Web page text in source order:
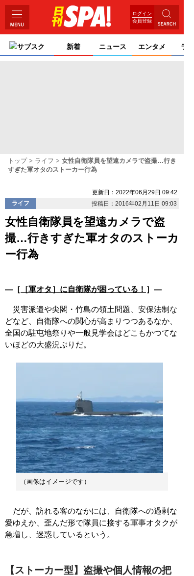
ログイン
会員登録
サブスク 新着 ニュース エンタメ ライ
トップ ライフ
女性自衛隊員を望遠カメラで盗撮…行き
すぎた軍オタのストーカー行為
更新日：2022年06月29日 09:42
ライフ
投稿日：2016年02月11日 09:03
女性自衛隊員を望遠カメラで盗
撮…行きすぎた軍オタのストーカ
ー行為
―［ ［軍オタ］に自衛隊が困っている！ ］―
災害派遣や尖閣・竹島の領土問題、安保法制な
どなど、自衛隊への関心が高まりつつあるなか、
全国の駐屯地祭りや一般見学会はどこもかつてな
いほどの大盛況ぶりだ。
（画像はイメージです）
だが、訪れる客のなかには、自衛隊への過剰な
愛ゆえか、歪んだ形で隊員に接する軍事オタクが
急増し、迷惑しているという。
【ストーカー型】盗撮や個人情報の把